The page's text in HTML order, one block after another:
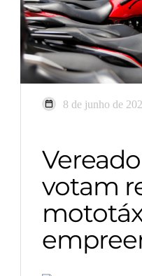
8 de junho de
votam